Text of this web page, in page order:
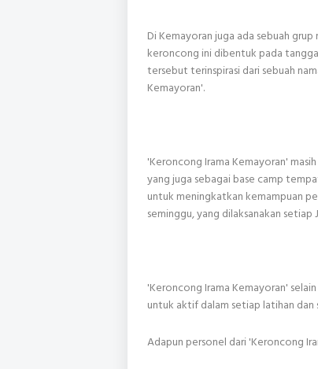
Di Kemayoran juga ada sebuah
keroncong ini dibentuk pada
tersebut terinspirasi dari sebuah
Kemayoran'.
'Keroncong Irama Kemayoran'
yang juga sebagai base camp
untuk meningkatkan kemampuan
seminggu, yang dilaksanakan setiap
'Keroncong Irama Kemayoran'
untuk aktif dalam setiap latihan
Adapun personel dari 'Keroncong